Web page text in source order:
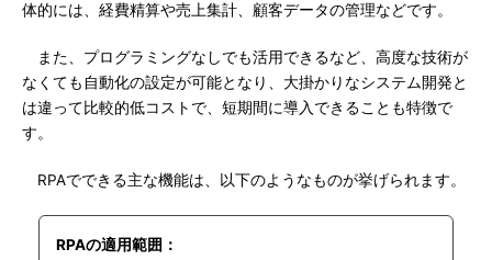
体的には、経費精算や売上集計、顧客データの管理などです。
また、プログラミングなしでも活用できるなど、高度な技術が
なくても自動化の設定が可能となり、大掛かりなシステム開発と
は違って比較的低コストで、短期間に導入できることも特徴で
す。
RPAでできる主な機能は、以下のようなものが挙げられます。
RPAの適用範囲：